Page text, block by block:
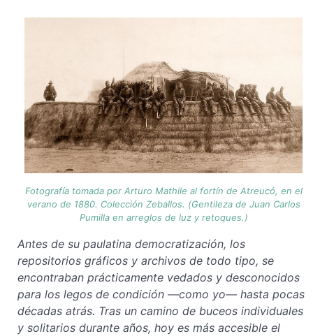
Fotografía tomada por Arturo Mathile al fortín de Atreucó, en el
verano de 1880. Colección Zeballos. (Gentileza de Juan Carlos
Pumilla en arreglos de luz y retoques.)
Antes de su paulatina democratización, los
repositorios gráficos y archivos de todo tipo, se
encontraban prácticamente vedados y desconocidos
para los legos de condición —como yo— hasta pocas
décadas atrás. Tras un camino de buceos individuales
y solitarios durante años, hoy es más accesible el